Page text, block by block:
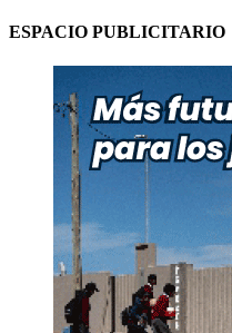
ESPACIO PUBLICITARIO